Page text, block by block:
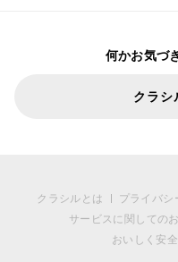
何かお気づ
クラシ
クラシルとは プライバシ
サービスに関しての
おいしく安